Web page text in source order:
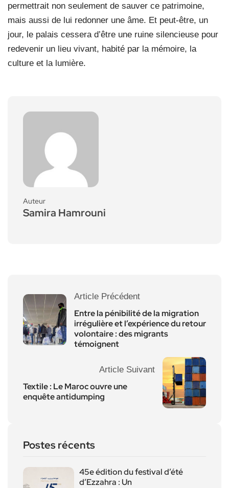
permettrait non seulement de sauver ce patrimoine,
mais aussi de lui redonner une âme. Et peut-être, un
jour, le palais cessera d’être une ruine silencieuse pour
redevenir un lieu vivant, habité par la mémoire, la
culture et la lumière.
Auteur
Samira Hamrouni
Article Précédent
Entre la pénibilité de la migration
irrégulière et l’expérience du retour
volontaire : des migrants
témoignent
Article Suivant
Textile : Le Maroc ouvre une
enquête antidumping
Postes récents
45e édition du festival d’été
d’Ezzahra : Un